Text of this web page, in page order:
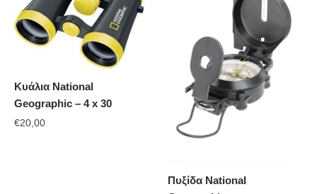
Κυάλια National
Geographic – 4 x 30
€20,00
Πυξίδα National